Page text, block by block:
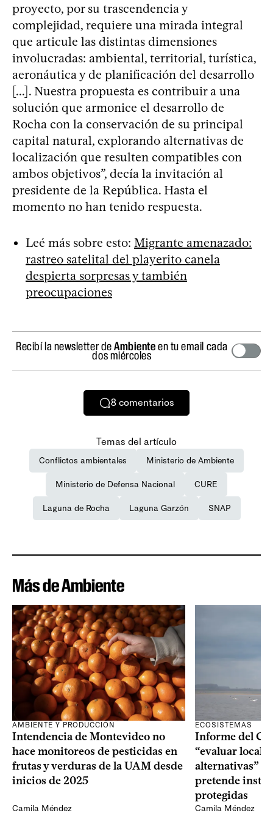
proyecto, por su trascendencia y
complejidad, requiere una mirada integral
que articule las distintas dimensiones
involucradas: ambiental, territorial, turística,
aeronáutica y de planificación del desarrollo
[...]. Nuestra propuesta es contribuir a una
solución que armonice el desarrollo de
Rocha con la conservación de su principal
capital natural, explorando alternativas de
localización que resulten compatibles con
ambos objetivos”, decía la invitación al
presidente de la República. Hasta el
momento no han tenido respuesta.
Leé más sobre esto: Migrante amenazado:
rastreo satelital del playerito canela
despierta sorpresas y también
preocupaciones
Recibí la newsletter deAmbienteen tu email cada
dos miércoles
8 comentarios
Temas del artículo
Conflictos ambientales Ministerio de Ambiente
Ministerio de Defensa Nacional CURE
Laguna de Rocha Laguna Garzón SNAP
Más de Ambiente
AMBIENTE Y PRODUCCIÓN
Intendencia de Montevideo no
hace monitoreos de pesticidas en
frutas y verduras de la UAM desde
inicios de 2025
Camila Méndez
ECOSISTEMAS
Informe del
“evaluar
alternativas”
pretende
protegidas
Camila Méndez